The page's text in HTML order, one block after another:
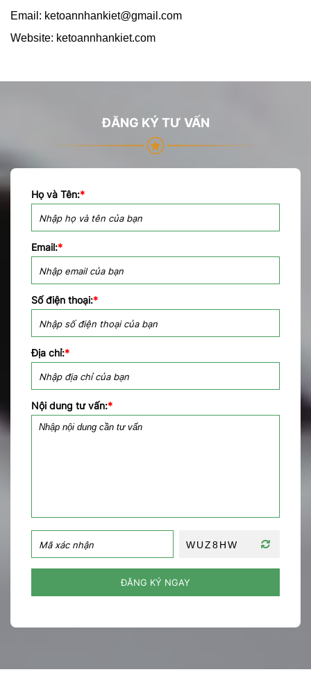
Email: ketoannhankiet@gmail.com
Website: ketoannhankiet.com
ĐĂNG KÝ TƯ VẤN
Họ và Tên:*
Email:*
Số điện thoại:*
Địa chỉ:*
Nội dung tư vấn:*
ĐĂNG KÝ NGAY